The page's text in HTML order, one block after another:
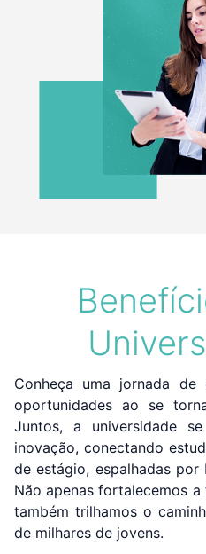
Conheça uma jornada de
oportunidades ao se
Juntos, a universidade
inovação, conectando
de estágio, espalhadas
Não apenas fortalecemos
também trilhamos o
de milhares de jovens.